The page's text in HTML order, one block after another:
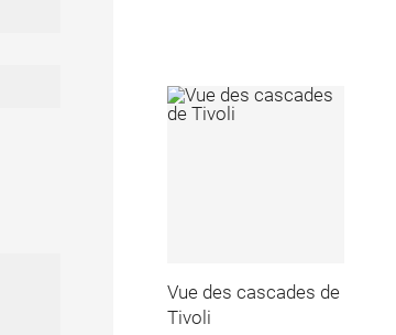
Vue des cascades de
Tivoli